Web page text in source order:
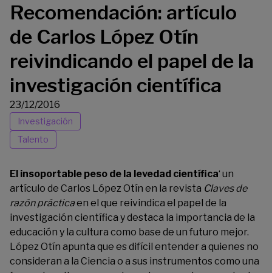
Recomendación: artículo
de Carlos López Otín
reivindicando el papel de la
investigación científica
23/12/2016
Investigación
Talento
El insoportable peso de la levedad científica‘ un
artículo de Carlos López Otín en la revista Claves de
razón prácticaen el que reivindica el papel de la
investigación científica y destaca la importancia de la
educación y la cultura como base de un futuro mejor.
López Otín apunta que es difícil entender a quienes no
consideran a la Ciencia o a sus instrumentos como una